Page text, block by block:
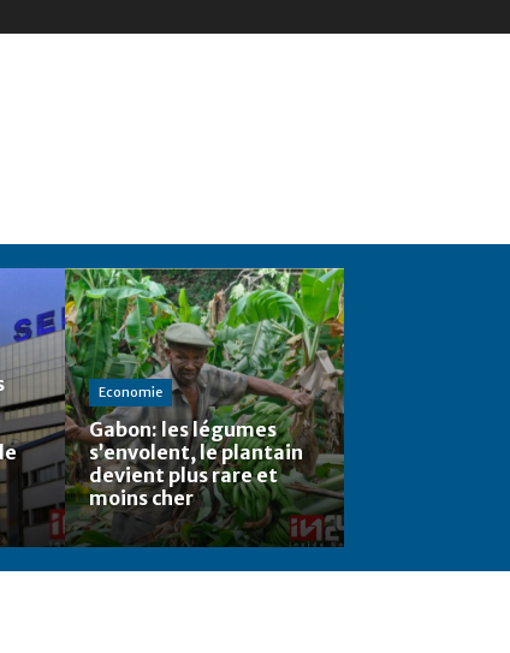
Economie
Gabon: les légumes
s’envolent, le plantain
devient plus rare et
moins cher